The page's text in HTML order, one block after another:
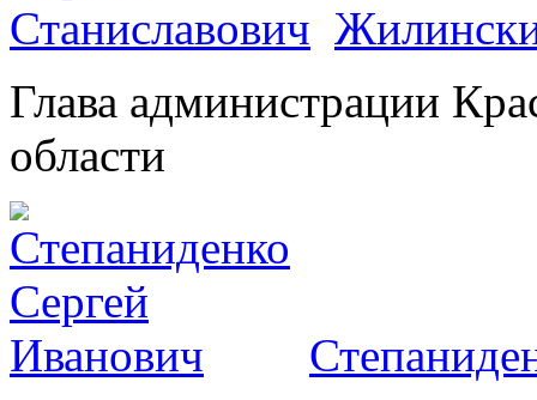
Глава администрации
области